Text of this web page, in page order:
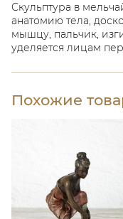
Скульптура в
анатомию тела,
мышцу, пальчик,
уделяется лицам
Похожие